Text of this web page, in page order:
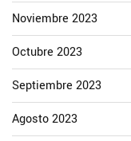
Noviembre 2023
Octubre 2023
Septiembre 2023
Agosto 2023